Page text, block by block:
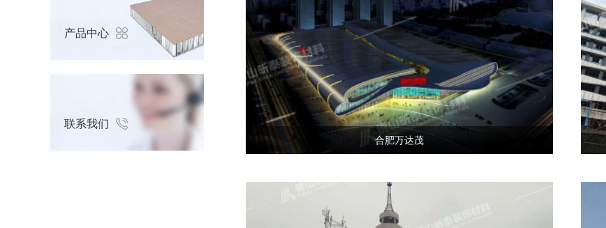
产品中心
联系我们
合肥万达茂